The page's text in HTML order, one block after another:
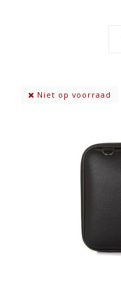
Niet op voorraad